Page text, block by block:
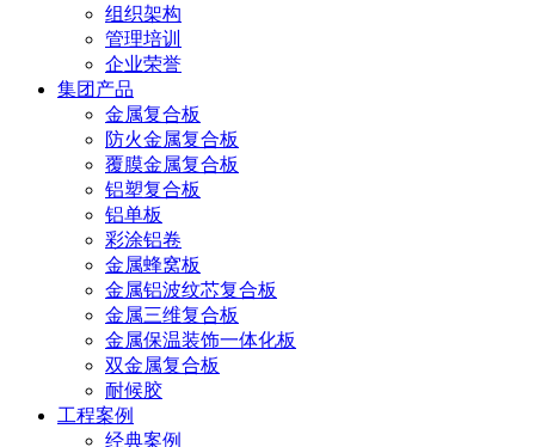
组织架构
管理培训
企业荣誉
集团产品
金属复合板
防火金属复合板
覆膜金属复合板
铝塑复合板
铝单板
彩涂铝卷
金属蜂窝板
金属铝波纹芯复合板
金属三维复合板
金属保温装饰一体化板
双金属复合板
耐候胶
工程案例
经典案例